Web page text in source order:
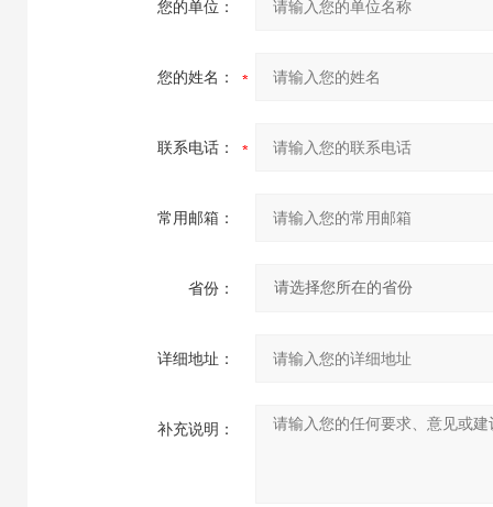
您的单位：
您的姓名：
联系电话：
常用邮箱：
省份：
详细地址：
补充说明：